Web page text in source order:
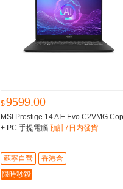
$9599.00
MSI Prestige 14 AI+ Evo C2VMG
+ PC 手提電腦 預計7日内發貨 -
蘇寧自營
香港倉
限時秒殺